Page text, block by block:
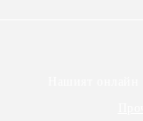
Нашият онлайн